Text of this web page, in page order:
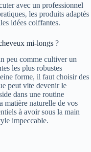
avec un professionnel
les produits adaptés
idées coiffantes.
mi-longs ?
peu comme cultiver un
les plus robustes
forme, il faut choisir des
peut vite devenir le
dans une routine
matière naturelle de vos
à avoir sous la main
impeccable.